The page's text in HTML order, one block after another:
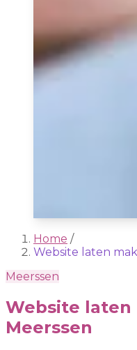
Home /
Website laten
Meerssen
Website laten
Meerssen